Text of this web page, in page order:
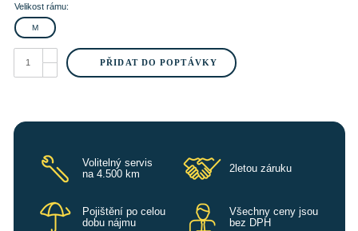
Velikost rámu:
M
E-
ASX
PŘIDAT DO POPTÁVKY
Volitelný servis
na 4.500 km
2letou záruku
Pojištění po celou
dobu nájmu
Všechny ceny jsou
bez DPH